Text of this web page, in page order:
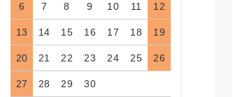
6 7 8 9 10 11 12
13 14 15 16 17 18 19
20 21 22 23 24 25 26
27 28 29 30